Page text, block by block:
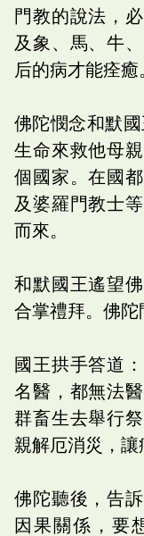
門教的說法，
及象、馬、牛
后的病才能痊癒
佛陀憫念和默
生命來救他母
個國家。在國
及婆羅門教士
而來。
和默國王遙望
合掌禮拜。佛陀
國王拱手答道
名醫，都無法
群畜生去舉行
親解厄消災，讓
佛陀聽後，告
因果關係，要